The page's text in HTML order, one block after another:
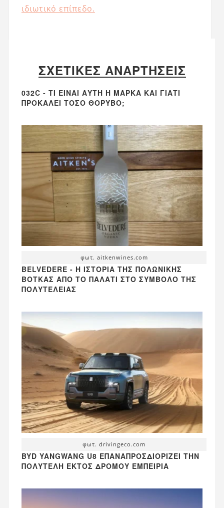
ιδιωτικό επίπεδο.
ΣΧΕΤΙΚΈΣ ΑΝΑΡΤΉΣΕΙΣ
032C - ΤΙ ΕΊΝΑΙ ΑΥΤΉ Η ΜΆΡΚΑ ΚΑΙ ΓΙΑΤΊ
ΠΡΟΚΑΛΕΊ ΤΌΣΟ ΘΌΡΥΒΟ;
φωτ. aitkenwines.com
BELVEDERE - Η ΙΣΤΟΡΊΑ ΤΗΣ ΠΟΛΩΝΙΚΉΣ
ΒΌΤΚΑΣ ΑΠΌ ΤΟ ΠΑΛΆΤΙ ΣΤΟ ΣΎΜΒΟΛΟ ΤΗΣ
ΠΟΛΥΤΈΛΕΙΑΣ
φωτ. drivingeco.com
BYD YANGWANG U8 ΕΠΑΝΑΠΡΟΣΔΙΟΡΊΖΕΙ ΤΗΝ
ΠΟΛΥΤΕΛΉ ΕΚΤΌΣ ΔΡΌΜΟΥ ΕΜΠΕΙΡΊΑ